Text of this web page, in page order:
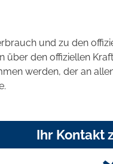
und zu den
den offiziellen
werden, der an
Ihr Kontakt